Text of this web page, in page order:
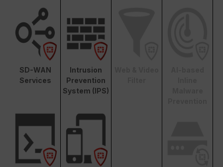
SD-WAN
Services
Intrusion
Prevention
System (IPS)